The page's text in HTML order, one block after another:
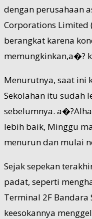
dengan perusahaan
Corporations Limited
berangkat karena
memungkinkan,a�?
Menurutnya, saat ini
Sekolahan itu sudah
sebelumnya.
lebih baik, Minggu
menurun dan mulai
Sejak sepekan
padat, seperti
Terminal 2F Bandara
keesokannya